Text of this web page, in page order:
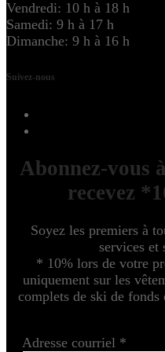
Vendredi: 10 h à 18 h
Samedi: 9 h à 17 h
Dimanche: 9 h à 16 h
Suivez-nous
Abonnez-vous
recevez
Soyez les premiers à
services et
* 10% lors de votre
uniquement sur les
complets de ski de fonds
Adresse courriel *